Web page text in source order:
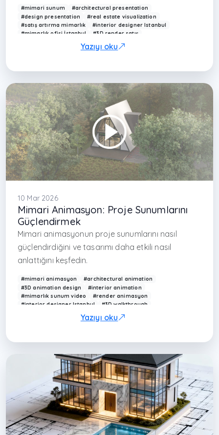
#mimari sunum
#architectural presentation
#design presentation
#real estate visualization
#satış artırma mimarlık
#interior designer Istanbul
#mimarlık ofisi İstanbul
#3D render satış
#modern interior presentation
#design communication
#architecture marketing
Yazıyı oku
10 Mar 2026
Mimari Animasyon: Proje Sunumlarını
Güçlendirmek
Mimari animasyonun proje sunumlarını nasıl
güçlendirdiğini ve tasarımı daha etkili nasıl
anlattığını keşfedin.
#mimari animasyon
#architectural animation
#3D animation design
#interior animation
#mimarlık sunum video
#render animasyon
#interior designer Istanbul
#3D walkthrough
#animation architecture
#visualization video
#3D animation Turkey
#presentation animation
#avcılar iç mimarlık
#başakşehir iç mimarlık
#başakşehir mimarlık
#maslak
Yazıyı oku